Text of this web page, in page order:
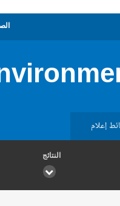
إعلام
النتائج